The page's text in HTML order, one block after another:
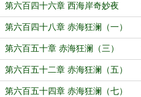
（下）
第六百四十六章 西海岸奇妙夜
（中）
第六百四十八章 赤海狂澜（一）
第六百五十章 赤海狂澜（三）
第六百五十二章 赤海狂澜（五）
第六百五十四章 赤海狂澜（七）